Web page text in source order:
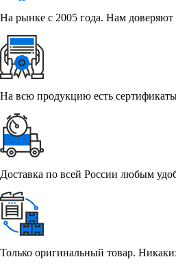
На рынке с 2005 года. Нам доверяют
На всю продукцию есть сертификаты
Доставка по всей России любым
Только оригинальный товар.